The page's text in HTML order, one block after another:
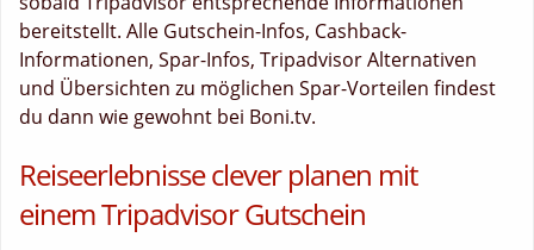
bereitstellt. Alle Gutschein-Infos, Cashback-
Informationen, Spar-Infos, Tripadvisor Alternativen
und Übersichten zu möglichen Spar-Vorteilen findest
du dann wie gewohnt bei Boni.tv.
Reiseerlebnisse clever planen mit
einem Tripadvisor Gutschein